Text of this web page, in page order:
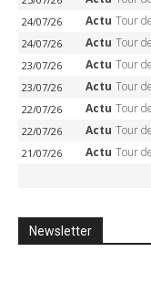
24/07/26 Actu Tour de France
24/07/26 Actu Tour de
23/07/26 Actu Tour de France
23/07/26 Actu Tour de France
22/07/26 Actu Tour de France
22/07/26 Actu Tour de
21/07/26 Actu Tour de France
Newsletter